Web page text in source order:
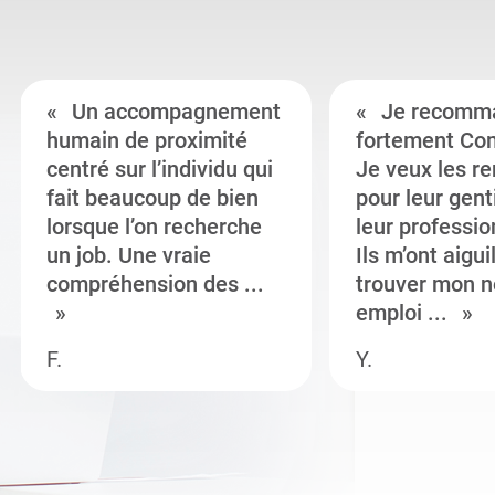
Un accompagnement
humain de proximité
centré sur l’individu qui
fait beaucoup de bien
lorsque l’on recherche
un job. Une vraie
compréhension des ...
F.
Je
fortement
Je veux les
pour leur
leur
Ils m’ont
trouver mon
emploi ...
Y.